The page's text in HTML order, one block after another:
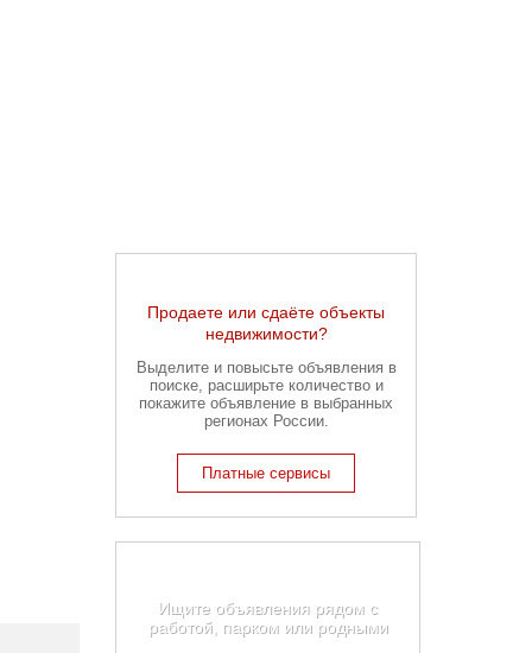
Продаете или сдаёте объекты
недвижимости?
Выделите и повысьте объявления в
поиске, расширьте количество и
покажите объявление в выбранных
регионах России.
Платные сервисы
Ищите объявления рядом с
работой, парком или родными